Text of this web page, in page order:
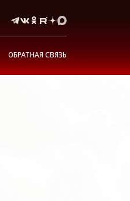
ОБРАТНАЯ СВЯЗЬ